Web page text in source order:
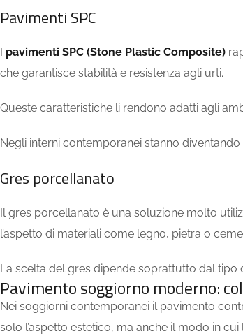
Pavimenti SPC
I pavimenti SPC (Stone Plastic Composite)
che garantisce stabilità e resistenza agli urti.
Queste caratteristiche li rendono adatti agli
Negli interni contemporanei stanno
Gres porcellanato
Il gres porcellanato è una soluzione molto
l’aspetto di materiali come legno, pietra o
La scelta del gres dipende soprattutto dal
Pavimento soggiorno moderno:
Nei soggiorni contemporanei il pavimento
solo l’aspetto estetico, ma anche il modo in